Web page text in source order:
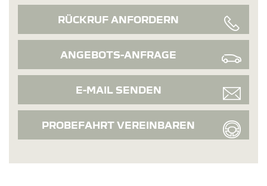
RÜCKRUF ANFORDERN
ANGEBOTS-ANFRAGE
E-MAIL SENDEN
PROBEFAHRT VEREINBAREN